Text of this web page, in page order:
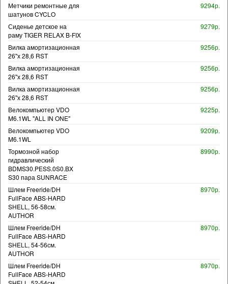
Метчики ремонтные для
шатунов CYCLO
9294р.
Сиденье детское на
раму TIGER RELAX B-FIX
9279р.
Вилка амортизационная
26"х 28,6 RST
9256р.
Вилка амортизационная
26"х 28,6 RST
9256р.
Вилка амортизационная
26"х 28,6 RST
9256р.
Велокомпьютер VDO
M6.1WL "ALL IN ONE"
9225р.
Велокомпьютер VDO
M6.1WL
9209р.
Тормозной набор
гидравлический
BDMS30.PESS.0S0.BX
S30 пара SUNRACE
8990р.
Шлем Freeride/DH
FullFace ABS-HARD
SHELL, 56-58см.
AUTHOR
8970р.
Шлем Freeride/DH
FullFace ABS-HARD
SHELL, 54-56см.
AUTHOR
8970р.
Шлем Freeride/DH
FullFace ABS-HARD
8970р.